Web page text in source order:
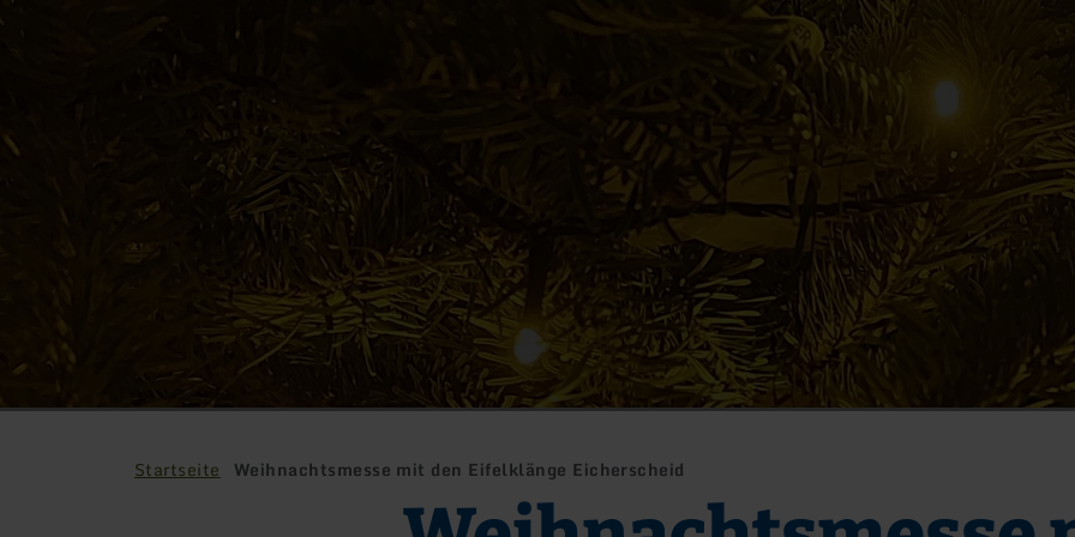
Startseite Weihnachtsmesse mit den Eifelklänge Eicherscheid